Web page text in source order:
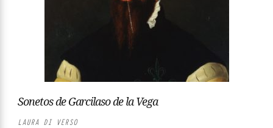
Sonetos de Garcilaso de la Vega
LAURA DI VERSO